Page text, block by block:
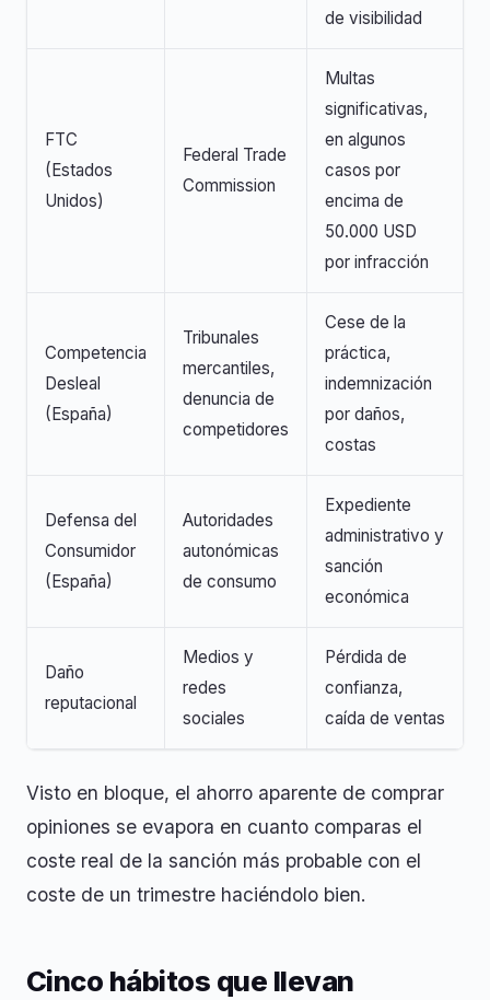
de visibilidad
FTC
(Estados
Unidos)
Federal Trade
Commission
Multas
significativas,
en algunos
casos por
encima de
50.000 USD
por infracción
Competencia
Desleal
(España)
Tribunales
mercantiles,
denuncia de
competidores
Cese de la
práctica,
indemnización
por daños,
costas
Defensa del
Consumidor
(España)
Autoridades
autonómicas
de consumo
Expediente
administrativo y
sanción
económica
Daño
reputacional
Medios y
redes
sociales
Pérdida de
confianza,
caída de ventas
Visto en bloque, el ahorro aparente de comprar
opiniones se evapora en cuanto comparas el
coste real de la sanción más probable con el
coste de un trimestre haciéndolo bien.
Cinco hábitos que llevan